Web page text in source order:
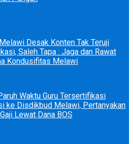
Desak Konten Tak Teruji
Saleh Tapa : Jaga dan Rawat
Kondusifitas Melawi
Waktu Guru Tersertifikasi
ke Disdikbud Melawi, Pertanyakan
Lewat Dana BOS